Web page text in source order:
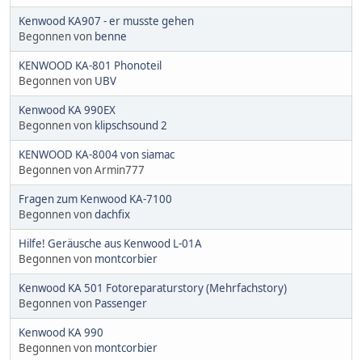
Kenwood KA907 - er musste gehen
Begonnen von benne
KENWOOD KA-801 Phonoteil
Begonnen von UBV
Kenwood KA 990EX
Begonnen von klipschsound 2
KENWOOD KA-8004 von siamac
Begonnen von Armin777
Fragen zum Kenwood KA-7100
Begonnen vondachfix
Hilfe! Geräusche aus Kenwood L-01A
Begonnen von montcorbier
Kenwood KA 501 Fotoreparaturstory (Mehrfachstory)
Begonnen von Passenger
Kenwood KA 990
Begonnen von montcorbier